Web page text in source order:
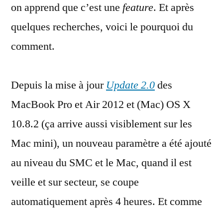
2012
on apprend que c’est une feature. Et après
quelques recherches, voici le pourquoi du
comment.
Depuis la mise à jour Update 2.0des
MacBook Pro et Air 2012 et (Mac) OS X
10.8.2 (ça arrive aussi visiblement sur les
Mac mini), un nouveau paramètre a été ajouté
au niveau du SMC et le Mac, quand il est
veille et sur secteur, se coupe
automatiquement après 4 heures. Et comme